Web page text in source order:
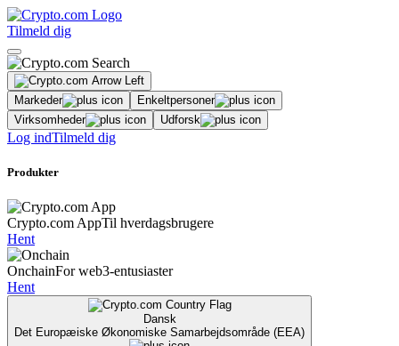
Tilmeld dig
Markeder
Enkeltpersoner
Virksomheder
Udforsk
Log indTilmeld dig
Produkter
Crypto.com AppTil hverdagsbrugere
Hent
OnchainFor web3-entusiaster
Hent
Dansk
Det Europæiske Økonomiske Samarbejdsområde (EEA)